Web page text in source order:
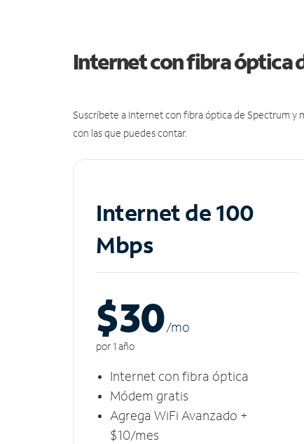
Internet con fibra óptica
Suscríbete a Internet con fibra óptica de Spectrum y
con las que puedes contar.
Internet de 100
Mbps
$30/mo
por 1 año
Internet con fibra óptica
Módem gratis
Agrega WiFi Avanzado +
$10/mes